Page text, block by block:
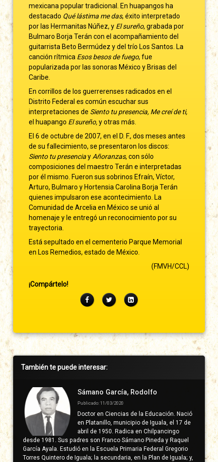
mexicana popular tradicional. En huapangos ha
destacado Qué lástima me das, éxito interpretado
por las Hermanitas Núñez, y El sureño, grabada por
Bulmaro Borja Terán con el acompañamiento del
guitarrista Beto Bermúdez y del trío Los Santos. La
canción rítmica Esos besos de fuego, fue
popularizada por las sonoras México y Brisas del
Caribe.
En corrillos de los guerrerenses radicados en el
Distrito Federal es común escuchar sus
interpretaciones de Siento tu presencia, Me creí de ti,
el huapango El sureño,y otras más.
El 6 de octubre de 2007, en el D. F., dos meses antes
de su fallecimiento, se presentaron los discos:
Siento tu presenciayAñoranzas, con sólo
composiciones del maestro Terán e interpretadas
por él mismo. Fueron sus sobrinos Efraín, Víctor,
Arturo, Bulmaro y Hortensia Carolina Borja Terán
quienes impulsaron ese acontecimiento. La
Comunidad de Arcelia en México se unió al
homenaje y le entregó un reconocimiento por su
trayectoria.
Está sepultado en el cementerio Parque Memorial
en Los Remedios, estado de México.
(FMVH/CCL)
¡Compártelo!
FacebookTwitterLinkedIn
Barra
derecha
También te puede interesar:
Sámano García, Rodolfo
Publicado: 11/03/2020
Doctor en Ciencias de la Educación. Nació
en Platanillo, municipio de Iguala, el 17 de
abril de 1950. Radica en Chilpancingo
desde 1981. Sus padres son Franco Sámano Pineda y Raquel
García Ayala. Estudió en la Escuela Primaria Federal Gregorio
Torres Quintero de Iguala; la secundaria, en la Plan de Iguala; y,